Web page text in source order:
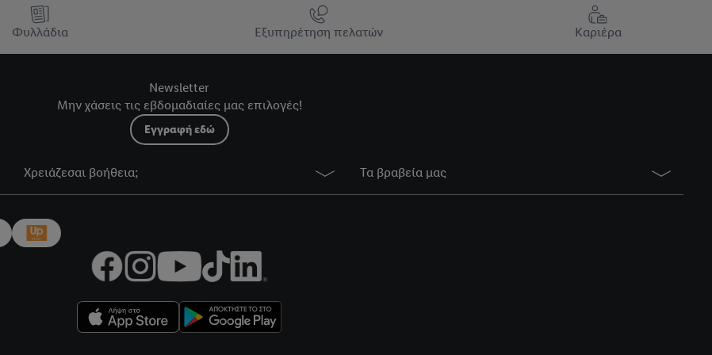
Φυλλάδια Εξυπηρέτηση πελατών Καριέρα
Newsletter
Μην χάσεις τις εβδομαδιαίες μας επιλογές!
Εγγραφή εδώ
Χρειάζεσαι βοήθεια; Τα βραβεία μας